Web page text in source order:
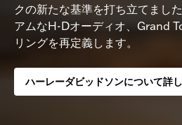
クの新たな基準を打ち立てまし
アムなH-Dオーディオ、Grand
リングを再定義します。
ハーレーダビッドソンについて詳